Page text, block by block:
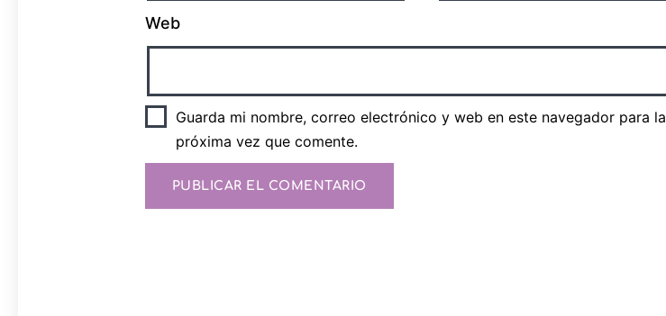
Web
Guarda mi nombre, correo electrónico y web en este navegador para la
próxima vez que comente.